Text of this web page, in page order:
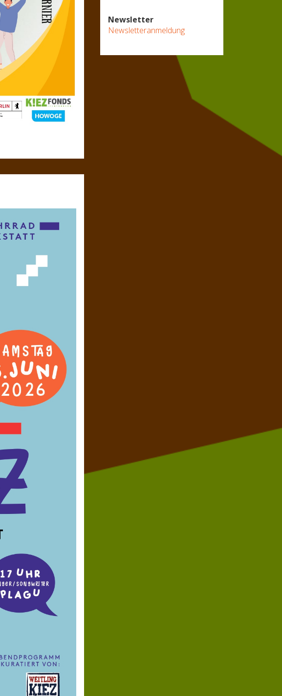
Newsletter
Newsletteranmeldung